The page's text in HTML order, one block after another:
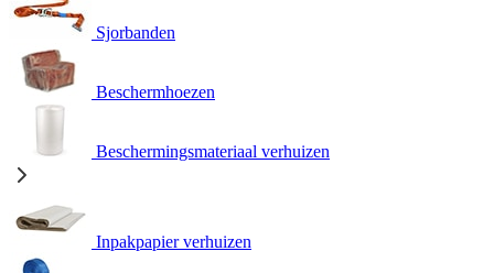
Sjorbanden
Beschermhoezen
Beschermingsmateriaal verhuizen
Inpakpapier verhuizen